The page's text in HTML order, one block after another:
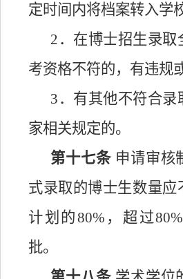
定时间内将档案转入学
2．在博士招生录取
考资格不符的，有违规
3．有其他不符合录
家相关规定的。
第十七条 申请审核
式录取的博士生数量应
计划的80%，超过
批。